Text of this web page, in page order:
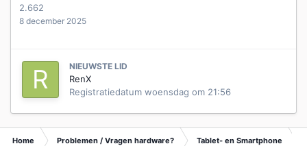
2.662
8 december 2025
NIEUWSTE LID
RenX
Registratiedatum woensdag om 21:56
Home Problemen / Vragen hardware? Tablet- en Smartphone